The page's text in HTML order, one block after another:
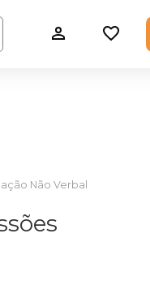
Não Verbal